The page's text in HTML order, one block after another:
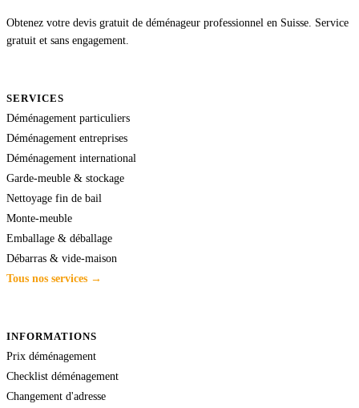
Obtenez votre devis gratuit de déménageur professionnel en Suisse. Service
gratuit et sans engagement.
SERVICES
Déménagement particuliers
Déménagement entreprises
Déménagement international
Garde-meuble & stockage
Nettoyage fin de bail
Monte-meuble
Emballage & déballage
Débarras & vide-maison
Tous nos services →
INFORMATIONS
Prix déménagement
Checklist déménagement
Changement d'adresse